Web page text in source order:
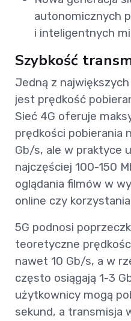
autonomicznych
i inteligentnych
Szybkość
Jedną z
jest prędkość
Sieć 4G oferuje
prędkości pobierania
Gb/s, ale w praktyce
najczęściej 100-150
oglądania filmów w
online czy
5G podnosi
teoretyczne
nawet 10 Gb/s, a w
często osiągają 1-3
użytkownicy mogą
sekund, a transmisja